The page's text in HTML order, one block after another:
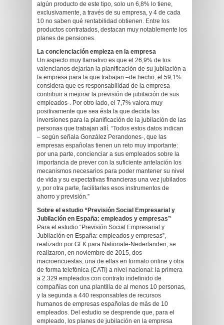
algún producto de este tipo, solo un 6,8% lo tiene,
exclusivamente, a través de su empresa, y 4 de cada
10 no saben qué rentabilidad obtienen. Entre los
productos contratados, destacan muy notablemente los
planes de pensiones.
La concienciación empieza en la empresa
Un aspecto muy llamativo es que el 26,9% de los
valencianos dejarían la planificación de su jubilación a
la empresa para la que trabajan –de hecho, el 59,1%
considera que es responsabilidad de la empresa
contribuir a mejorar la previsión de jubilación de sus
empleados-. Por otro lado, el 7,7% valora muy
positivamente que sea ésta la que decida las
inversiones para la planificación de la jubilación de las
personas que trabajan allí. “Todos estos datos indican
– según señala González Perandones-, que las
empresas españolas tienen un reto muy importante:
por una parte, concienciar a sus empleados sobre la
importancia de prever con la suficiente antelación los
mecanismos necesarios para poder mantener su nivel
de vida y su expectativas financieras una vez jubilados
y, por otra parte, facilitarles esos instrumentos de
ahorro y previsión.”
Sobre el estudio “Previsión Social Empresarial y
Jubilación en España: empleados y empresas”
Para el estudio “Previsión Social Empresarial y
Jubilación en España: empleados y empresas”,
realizado por GFK para Nationale-Nederlanden, se
realizaron, en noviembre de 2015, dos
macroencuestas, una de ellas en formato online y otra
de forma telefónica (CATI) a nivel nacional: la primera
a 2.329 empleados con contrato indefinido de
compañías con una plantilla de al menos 10 personas,
y la segunda a 440 responsables de recursos
humanos de empresas españolas de más de 10
empleados. Del estudio se desprende que, para el
empleado, los planes de jubilación en la empresa